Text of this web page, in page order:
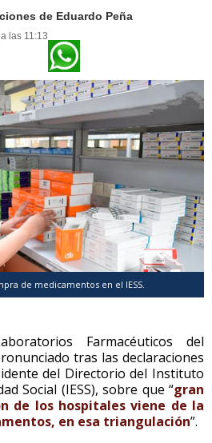
de Eduardo Peña
las 11:13
de medicamentos en el IESS.
Farmacéuticos del
tras las declaraciones
del Directorio del Instituto
Social (IESS), sobre que “gran
de los hospitales viene de la
en esa triangulación”.